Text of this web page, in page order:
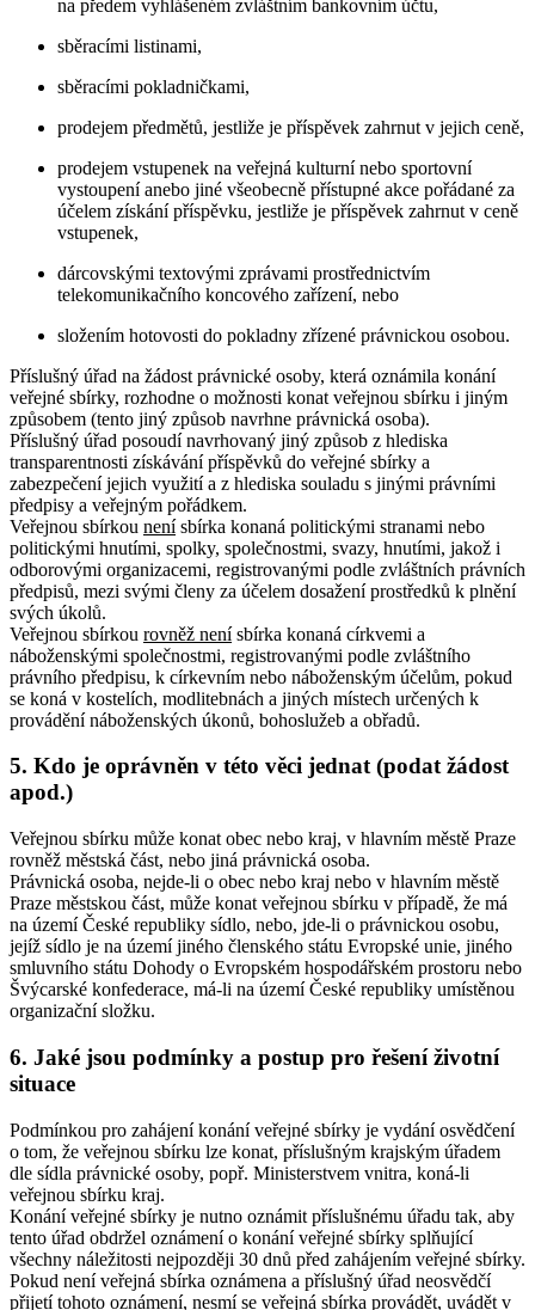
na předem vyhlášeném zvláštním bankovním účtu,
sběracími listinami,
sběracími pokladničkami,
prodejem předmětů, jestliže je příspěvek zahrnut v jejich ceně,
prodejem vstupenek na veřejná kulturní nebo sportovní
vystoupení anebo jiné všeobecně přístupné akce pořádané za
účelem získání příspěvku, jestliže je příspěvek zahrnut v ceně
vstupenek,
dárcovskými textovými zprávami prostřednictvím
telekomunikačního koncového zařízení, nebo
složením hotovosti do pokladny zřízené právnickou osobou.
Příslušný úřad na žádost právnické osoby, která oznámila konání
veřejné sbírky, rozhodne o možnosti konat veřejnou sbírku i jiným
způsobem (tento jiný způsob navrhne právnická osoba).
Příslušný úřad posoudí navrhovaný jiný způsob z hlediska
transparentnosti získávání příspěvků do veřejné sbírky a
zabezpečení jejich využití a z hlediska souladu s jinými právními
předpisy a veřejným pořádkem.
Veřejnou sbírkou nenísbírka konaná politickými stranami nebo
politickými hnutími, spolky, společnostmi, svazy, hnutími, jakož i
odborovými organizacemi, registrovanými podle zvláštních právních
předpisů, mezi svými členy za účelem dosažení prostředků k plnění
svých úkolů.
Veřejnou sbírkou rovněž nenísbírka konaná církvemi a
náboženskými společnostmi, registrovanými podle zvláštního
právního předpisu, k církevním nebo náboženským účelům, pokud
se koná v kostelích, modlitebnách a jiných místech určených k
provádění náboženských úkonů, bohoslužeb a obřadů.
5. Kdo je oprávněn v této věci jednat (podat žádost
apod.)
Veřejnou sbírku může konat obec nebo kraj, v hlavním městě Praze
rovněž městská část, nebo jiná právnická osoba.
Právnická osoba, nejde-li o obec nebo kraj nebo v hlavním městě
Praze městskou část, může konat veřejnou sbírku v případě, že má
na území České republiky sídlo, nebo, jde-li o právnickou osobu,
jejíž sídlo je na území jiného členského státu Evropské unie, jiného
smluvního státu Dohody o Evropském hospodářském prostoru nebo
Švýcarské konfederace, má-li na území České republiky umístěnou
organizační složku.
6. Jaké jsou podmínky a postup pro řešení životní
situace
Podmínkou pro zahájení konání veřejné sbírky je vydání osvědčení
o tom, že veřejnou sbírku lze konat, příslušným krajským úřadem
dle sídla právnické osoby, popř. Ministerstvem vnitra, koná-li
veřejnou sbírku kraj.
Konání veřejné sbírky je nutno oznámit příslušnému úřadu tak, aby
tento úřad obdržel oznámení o konání veřejné sbírky splňující
všechny náležitosti nejpozději 30 dnů před zahájením veřejné sbírky.
Pokud není veřejná sbírka oznámena a příslušný úřad neosvědčí
přijetí tohoto oznámení, nesmí se veřejná sbírka provádět, uvádět v